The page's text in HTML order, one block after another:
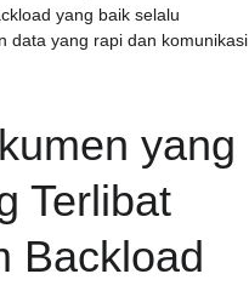
yang baik selalu
data yang rapi dan komunikasi
yang
Terlibat
Backload